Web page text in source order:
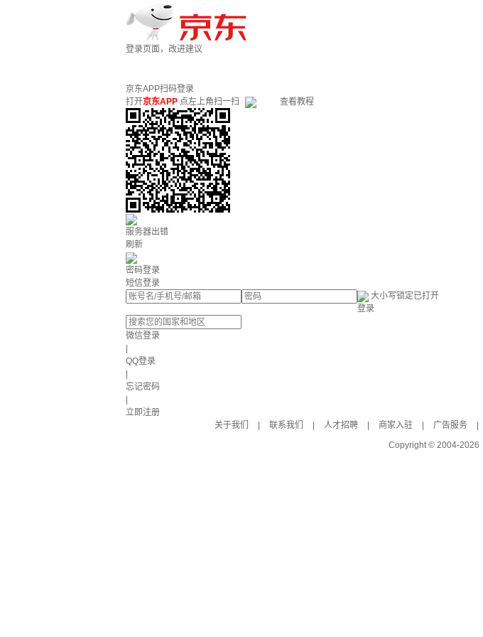
登录页面，改进建议
京东APP扫码登录
打开京东APP 点左上角扫一扫 查看教程
服务器出错
刷新
密码登录
短信登录
大小写锁定已打开
登录
微信登录
QQ登录
忘记密码
立即注册
关于我们
联系我们 人才招聘 商家入驻 广告服务
Copyright © 2004-2026